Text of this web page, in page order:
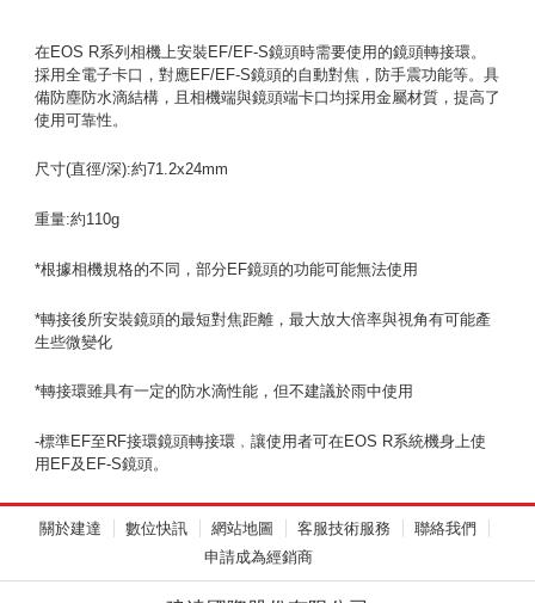
在EOS R系列相機上安裝EF/EF-S鏡頭時需要使用的鏡頭轉接環。
採用全電子卡口，對應EF/EF-S鏡頭的自動對焦，防手震功能等。具
備防塵防水滴結構，且相機端與鏡頭端卡口均採用金屬材質，提高了
使用可靠性。
尺寸(直徑/深):約71.2x24mm
重量:約110g
*根據相機規格的不同，部分EF鏡頭的功能可能無法使用
*轉接後所安裝鏡頭的最短對焦距離，最大放大倍率與視角有可能產
生些微變化
*轉接環雖具有一定的防水滴性能，但不建議於雨中使用
-標準EF至RF接環鏡頭轉接環﹐讓使用者可在EOS R系統機身上使
用EF及EF-S鏡頭。
關於建達 數位快訊 網站地圖 客服技術服務
聯絡我們
申請成為經銷商